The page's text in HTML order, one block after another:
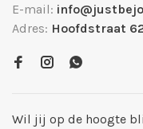
E-mail:
Adres: Hoofdstraat
Wil jij op de hoogte